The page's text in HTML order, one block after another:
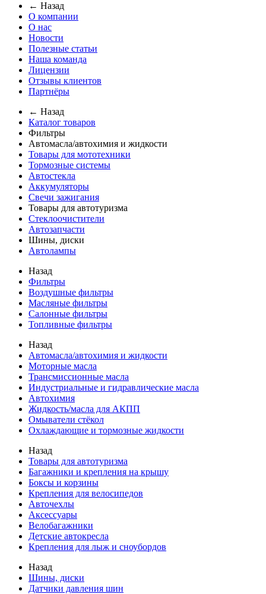
← Назад
О компании
О нас
Новости
Полезные статьи
Наша команда
Лицензии
Отзывы клиентов
Партнёры
← Назад
Каталог товаров
Фильтры
Автомасла/автохимия и жидкости
Товары для мототехники
Тормозные системы
Автостекла
Аккумуляторы
Свечи зажигания
Товары для автотуризма
Стеклоочистители
Автозапчасти
Шины, диски
Автолампы
Назад
Фильтры
Воздушные фильтры
Масляные фильтры
Салонные фильтры
Топливные фильтры
Назад
Автомасла/автохимия и жидкости
Моторные масла
Трансмиссионные масла
Индустриальные и гидравлические масла
Автохимия
Жидкость/масла для АКПП
Омыватели стёкол
Охлаждающие и тормозные жидкости
Назад
Товары для автотуризма
Багажники и крепления на крышу
Боксы и корзины
Крепления для велосипедов
Авточехлы
Аксессуары
Велобагажники
Детские автокресла
Крепления для лыж и сноубордов
Назад
Шины, диски
Датчики давления шин